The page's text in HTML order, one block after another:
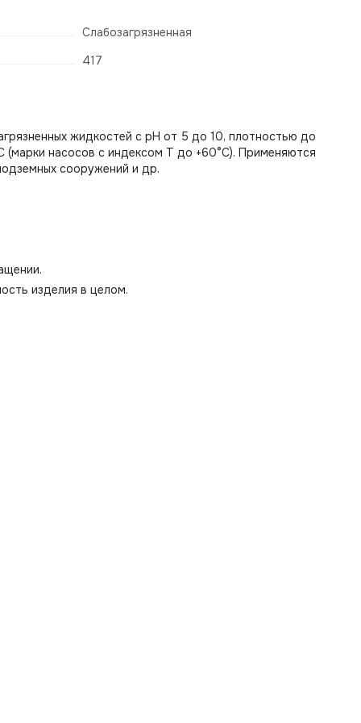
Слабозагрязненная
417
жидкостей с рН от 5 до 10, плотностью до
(марки насосов с индексом Т до +60°С). Применяются
сооружений и др.
изделия в целом.